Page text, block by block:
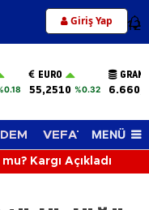
Giriş Yap 12
EURO
55,2510 %0.32
VEFAT EDENLER
MENÜ
Kargı Açıkladı